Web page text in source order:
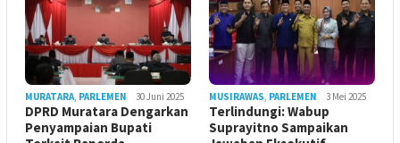
MURATARA PARLEMEN 30 Juni 2025
DPRD Muratara Dengarkan
Penyampaian Bupati
MUSIRAWAS PARLEMEN 3 Mei 2025
Terlindungi: Wabup
Suprayitno Sampaikan